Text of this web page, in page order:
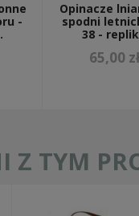
-
Opinacze
spodni
38 -
65,00 zł
Z TYM